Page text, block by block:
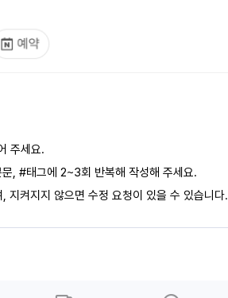
주세요.
, #태그에 2~3회 반복해 작성해 주세요.
지켜지지 않으면 수정 요청이 있을 수 있습니다.